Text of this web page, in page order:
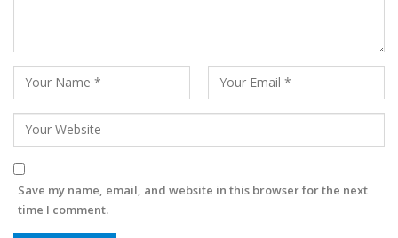
Save my name, email, and website in this browser for the next
time I comment.